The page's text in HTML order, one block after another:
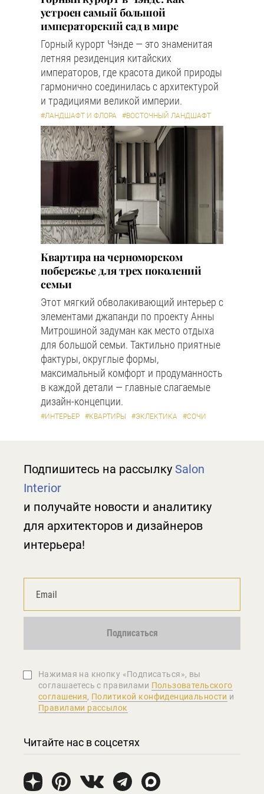
устроен самый большой
императорский сад в мире
Горный курорт Чэнде — это знаменитая
летняя резиденция китайских
императоров, где красота дикой природы
гармонично соединилась с архитектурой
и традициями великой империи.
#ЛАНДШАФТ И ФЛОРА #ВОСТОЧНЫЙ ЛАНДШАФТ
Квартира на черноморском
побережье для трех поколений
семьи
Этот мягкий обволакивающий интерьер с
элементами джапанди по проекту Анны
Митрошиной задуман как место отдыха
для большой семьи. Тактильно приятные
фактуры, округлые формы,
максимальный комфорт и продуманность
в каждой детали — главные слагаемые
дизайн-концепции.
#ИНТЕРЬЕР #КВАРТИРЫ #ЭКЛЕКТИКА #СОЧИ
Подпишитесь на рассылку Salon
Interior
и получайте новости и аналитику
для архитекторов и дизайнеров
интерьера!
Подписаться
Нажимая на кнопку «Подписаться», вы
соглашаетеcь с правилами Пользовательского
соглашения, Политикой конфиденциальности и
Правилами рассылок
Читайте нас в соцсетях